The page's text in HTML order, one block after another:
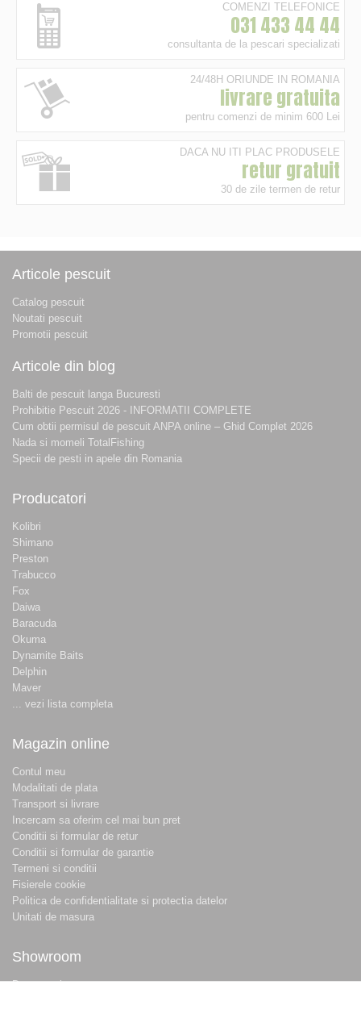
COMENZI TELEFONICE
031 433 44 44
consultanta de la pescari specializati
24/48H ORIUNDE IN ROMANIA
livrare gratuita
pentru comenzi de minim 600 Lei
DACA NU ITI PLAC PRODUSELE
retur gratuit
30 de zile termen de retur
Articole pescuit
Catalog pescuit
Noutati pescuit
Promotii pescuit
Articole din blog
Balti de pescuit langa Bucuresti
Prohibitie Pescuit 2026 - INFORMATII COMPLETE
Cum obtii permisul de pescuit ANPA online – Ghid Complet 2026
Nada si momeli TotalFishing
Specii de pesti in apele din Romania
Producatori
Kolibri
Shimano
Preston
Trabucco
Fox
Daiwa
Baracuda
Okuma
Dynamite Baits
Delphin
Maver
... vezi lista completa
Magazin online
Contul meu
Modalitati de plata
Transport si livrare
Incercam sa oferim cel mai bun pret
Conditii si formular de retur
Conditii si formular de garantie
Termeni si conditii
Fisierele cookie
Politica de confidentialitate si protectia datelor
Unitati de masura
Showroom
Despre noi